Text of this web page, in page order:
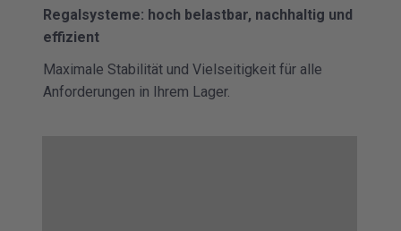
Regalsysteme: hoch belastbar, nachhaltig und
effizient
Maximale Stabilität und Vielseitigkeit für alle
Anforderungen in Ihrem Lager.